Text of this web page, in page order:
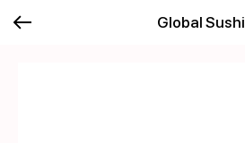
Global Sushi